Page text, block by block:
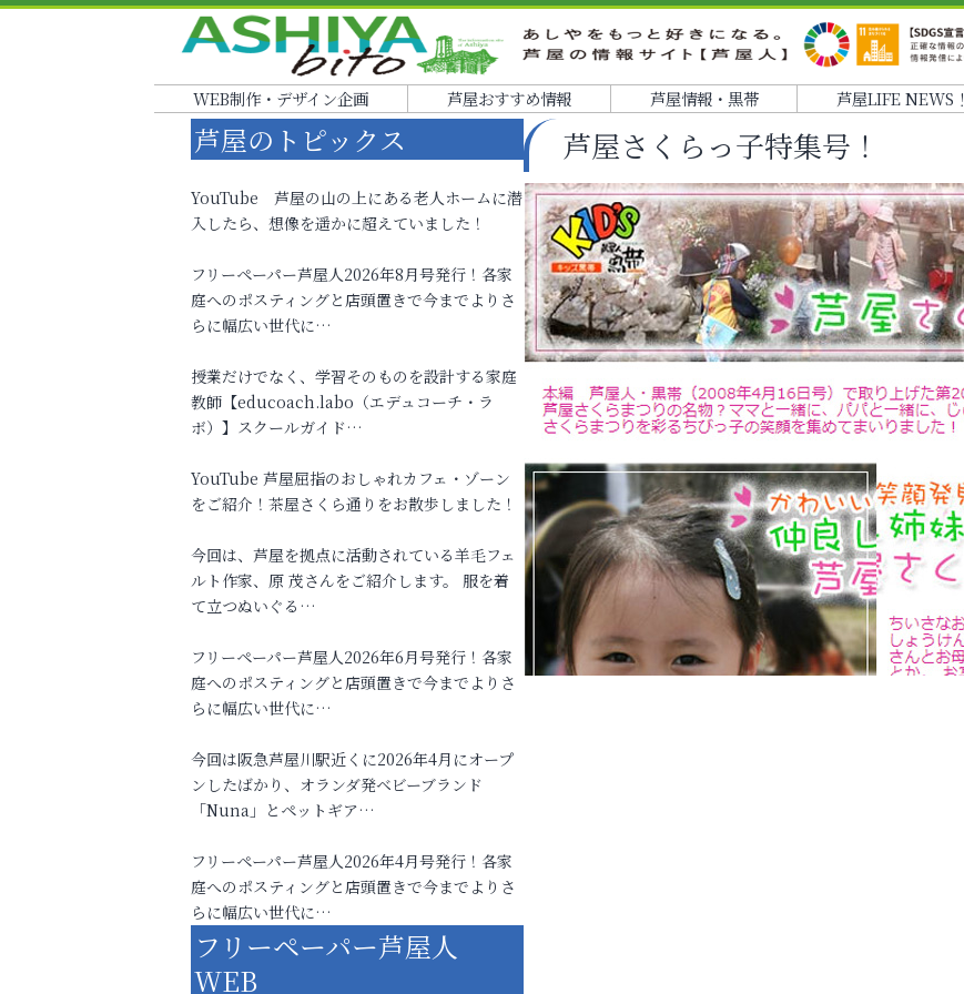
WEB制作・デザイン企画 芦屋おすすめ情報 芦屋情報・黒帯 芦屋LIFE NEWS！
芦屋さくらっ子特集号！
芦屋のトピックス
YouTube 芦屋の山の上にある老人ホームに潜
入したら、想像を遥かに超えていました！
フリーペーパー芦屋人2026年8月号発行！各家
庭へのポスティングと店頭置きで今までよりさ
らに幅広い世代に…
授業だけでなく、学習そのものを設計する家庭
教師【educoach.labo（エデュコーチ・ラ
ボ）】スクールガイド…
YouTube 芦屋屈指のおしゃれカフェ・ゾーン
をご紹介！茶屋さくら通りをお散歩しました！
今回は、芦屋を拠点に活動されている羊毛フェ
ルト作家、原 茂さんをご紹介します。 服を着
て立つぬいぐる…
フリーペーパー芦屋人2026年6月号発行！各家
庭へのポスティングと店頭置きで今までよりさ
らに幅広い世代に…
今回は阪急芦屋川駅近くに2026年4月にオープ
ンしたばかり、オランダ発ベビーブランド
「Nuna」とペットギア…
フリーペーパー芦屋人2026年4月号発行！各家
庭へのポスティングと店頭置きで今までよりさ
らに幅広い世代に…
フリーペーパー芦屋人
WEB